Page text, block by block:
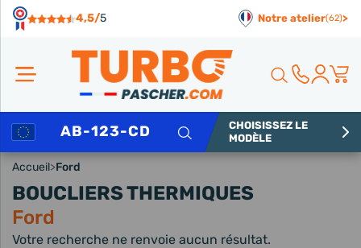
4,5/5 Notre atelier(62)>
Rechercher
CHOISISSEZ LE
MODÈLE
Accueil>Ford
BOUCLIERS THERMIQUES
Ford
Votre recherche ne renvoie aucun résultat.
Panneau de gestion des cookies